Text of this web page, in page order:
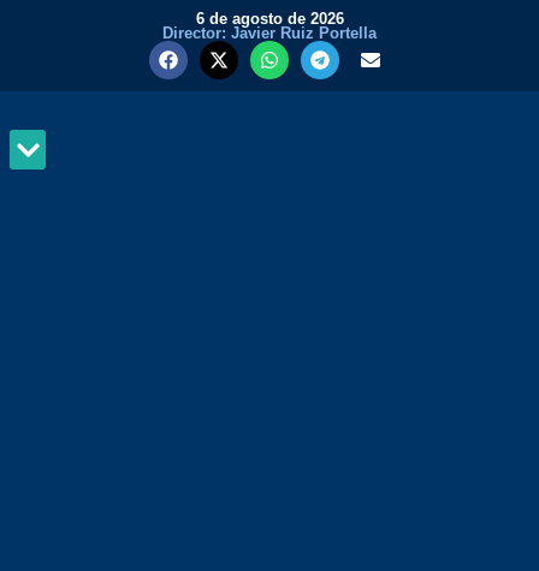
6 de agosto de 2026
Director: Javier Ruiz Portella